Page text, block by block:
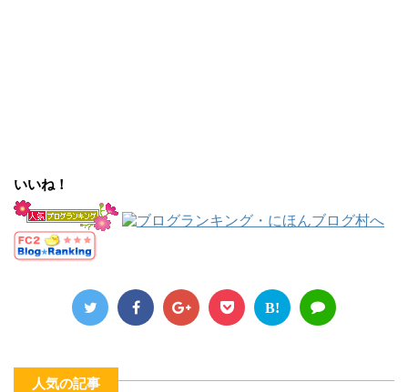
いいね！
B!
人気の記事